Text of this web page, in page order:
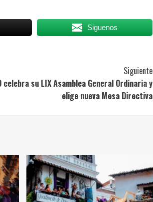
Siguenos
Siguiente
celebra su LIX Asamblea General Ordinaria y
elige nueva Mesa Directiva